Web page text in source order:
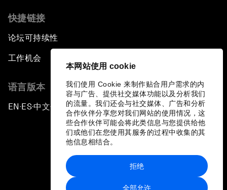
本网站使用 cookie
我们使用 Cookie 来制作贴合用户需求的内
容与广告、提供社交媒体功能以及分析我们
的流量。我们还会与社交媒体、广告和分析
合作伙伴分享您对我们网站的使用情况，这
些合作伙伴可能会将此类信息与您提供给他
们或他们在您使用其服务的过程中收集的其
他信息相结合。
全部允许
拒绝
快捷链接
论坛可持续性
工作机会
语言版本
EN ▪ ES▪中文▪ 日本語